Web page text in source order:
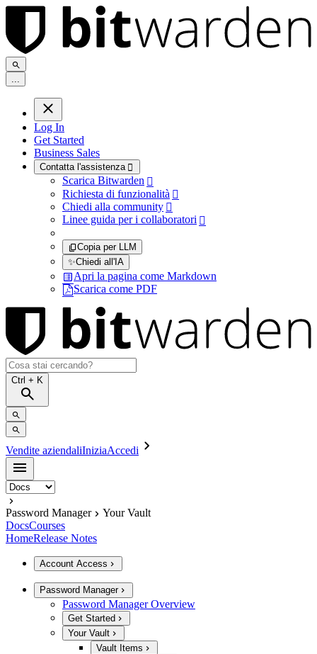
...
Log In
Get Started
Business Sales
Contatta l'assistenza 
Scarica Bitwarden 
Richiesta di funzionalità 
Chiedi alla community 
Linee guida per i collaboratori 
Copia per LLM
✨Chiedi all'IA
Apri la pagina come Markdown
Scarica come PDF
Ctrl + K
Vendite aziendaliIniziaAccedi
Password Manager
Your Vault
DocsCourses
HomeRelease Notes
Account Access
Password Manager
Password Manager Overview
Get Started
Your Vault
Vault Items